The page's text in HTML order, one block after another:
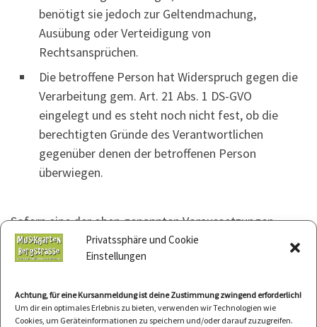
Privatssphäre und Cookie
Einstellungen
Achtung, für eine Kursanmeldung ist deine Zustimmung zwingend erforderlich!
Um dir ein optimales Erlebnis zu bieten, verwenden wir Technologien wie
Cookies, um Geräteinformationen zu speichern und/oder darauf zuzugreifen.
benötigt sie jedoch zur Geltendmachung,
Ausübung oder Verteidigung von
Rechtsansprüchen.
Die betroffene Person hat Widerspruch gegen die
Verarbeitung gem. Art. 21 Abs. 1 DS-GVO
eingelegt und es steht noch nicht fest, ob die
berechtigten Gründe des Verantwortlichen
gegenüber denen der betroffenen Person
überwiegen.
Sofern eine der oben genannten Voraussetzungen
gegeben ist und eine betroffene Person die
Einschränkung von personenbezogenen Daten, die bei
verlangen möchte, kann sie sich hierzu jederzeit an
einen Mitarbeiter des für die Verarbeitung